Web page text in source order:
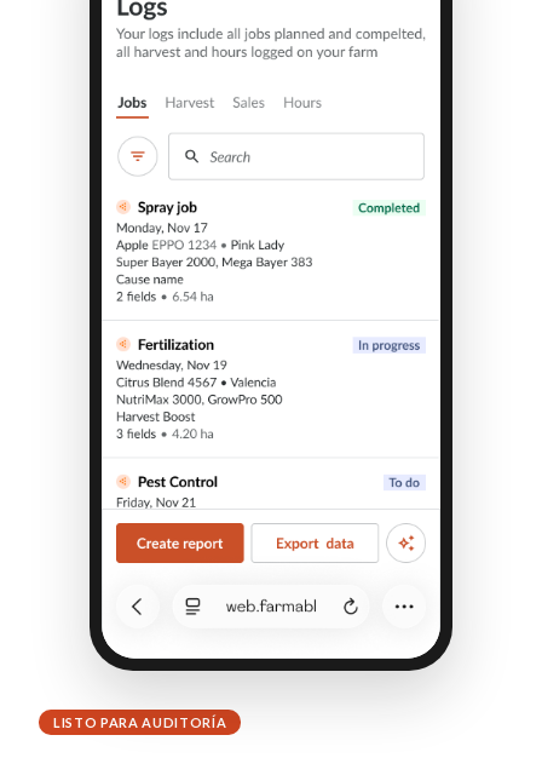
LISTO PARA AUDITORÍA